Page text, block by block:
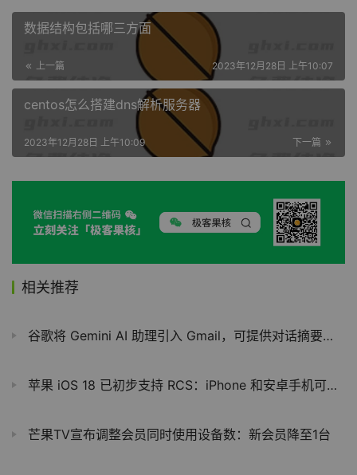
数据结构包括哪三方面
上一篇 2023年12月28日 上午10:07
centos怎么搭建dns解析服务器
下一篇
2023年12月28日 上午10:09
相关推荐
谷歌将 Gemini AI 助理引入 Gmail，可提供对话摘要、问答等功能
苹果 iOS 18 已初步支持 RCS：iPhone 和安卓手机可互发“5G 消息”
芒果TV宣布调整会员同时使用设备数：新会员降至1台